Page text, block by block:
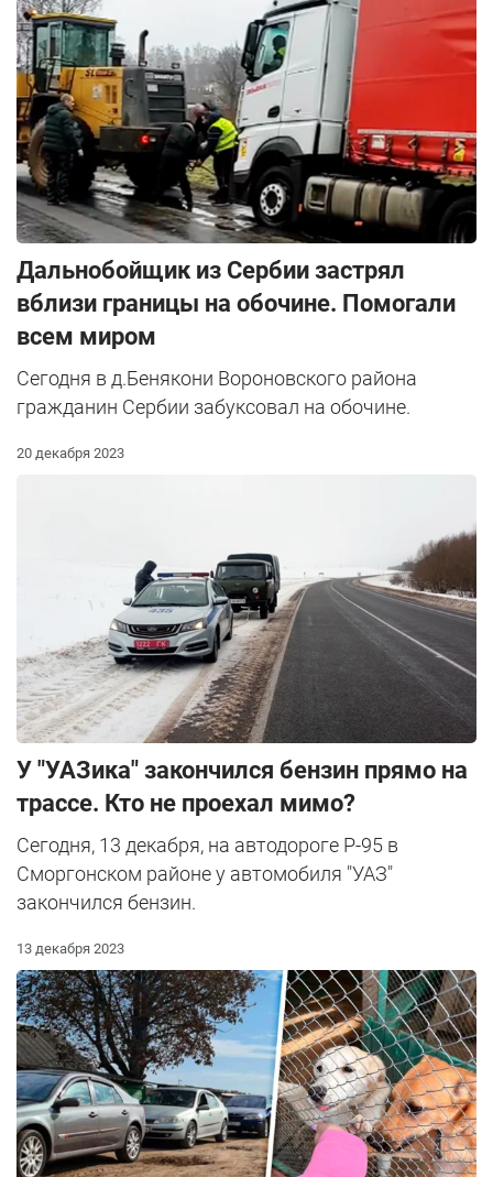
Дальнобойщик из Сербии застрял
вблизи границы на обочине. Помогали
всем миром
Сегодня в д.Бенякони Вороновского района
гражданин Сербии забуксовал на обочине.
20 декабря 2023
У "УАЗика" закончился бензин прямо на
трассе. Кто не проехал мимо?
Сегодня, 13 декабря, на автодороге Р-95 в
Сморгонском районе у автомобиля "УАЗ"
закончился бензин.
13 декабря 2023